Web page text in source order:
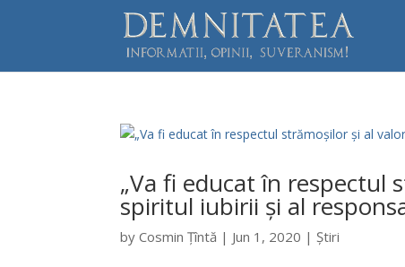
„Va fi educat în respectul
spiritul iubirii și al
byCosmin Țîntă | Jun 1, 2020 |Știri